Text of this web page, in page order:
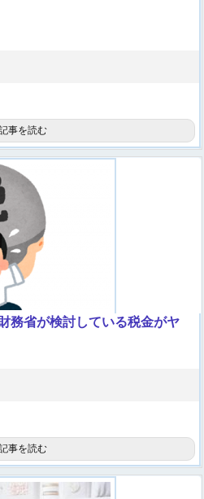
事を読む
務省が検討している税金がヤ
事を読む